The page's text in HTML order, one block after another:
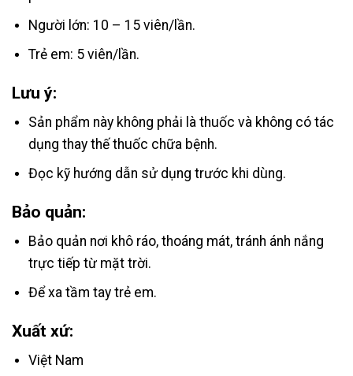
Người lớn: 10 – 15 viên/lần.
Trẻ em: 5 viên/lần.
Lưu ý:
Sản phẩm này không phải là thuốc và không có tác
dụng thay thế thuốc chữa bệnh.
Đọc kỹ hướng dẫn sử dụng trước khi dùng.
Bảo quản:
Bảo quản nơi khô ráo, thoáng mát, tránh ánh nắng
trực tiếp từ mặt trời.
Để xa tầm tay trẻ em.
Xuất xứ:
Việt Nam